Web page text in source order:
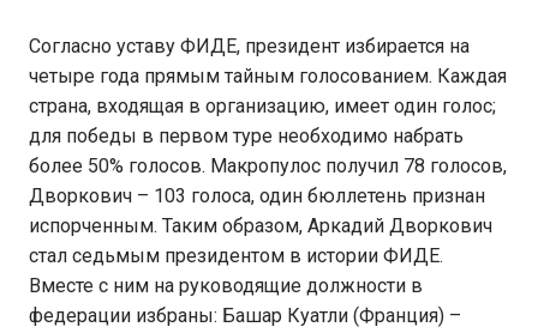
Согласно уставу ФИДЕ, президент избирается на
четыре года прямым тайным голосованием. Каждая
страна, входящая в организацию, имеет один голос;
для победы в первом туре необходимо набрать
более 50% голосов. Макропулос получил 78 голосов,
Дворкович – 103 голоса, один бюллетень признан
испорченным. Таким образом, Аркадий Дворкович
стал седьмым президентом в истории ФИДЕ.
Вместе с ним на руководящие должности в
федерации избраны: Башар Куатли (Франция) –